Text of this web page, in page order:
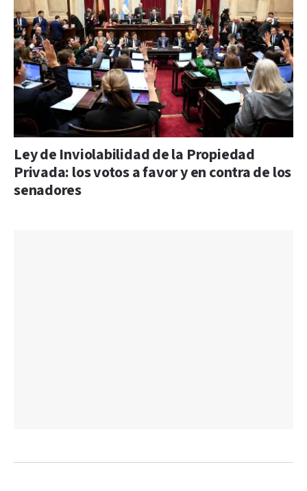
Ley de Inviolabilidad de la Propiedad
Privada: los votos a favor y en contra de los
senadores